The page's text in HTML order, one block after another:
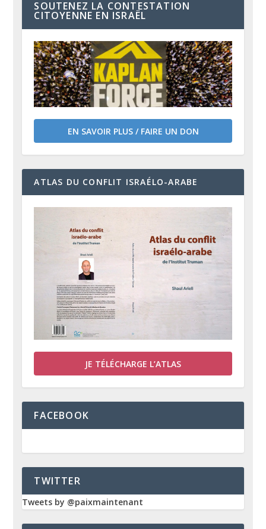
SOUTENEZ LA CONTESTATION
CITOYENNE EN ISRAËL
EN SAVOIR PLUS / FAIRE UN DON
ATLAS DU CONFLIT ISRAÉLO-ARABE
JE TÉLÉCHARGE L’ATLAS
FACEBOOK
TWITTER
Tweets by @paixmaintenant